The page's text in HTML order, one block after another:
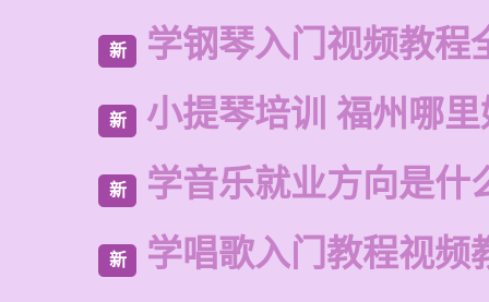
新 学钢琴入门视频教程
新 小提琴培训 福州哪
新 学音乐就业方向是什
新 学唱歌入门教程视频